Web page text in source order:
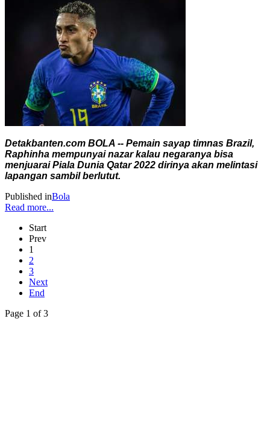
Detakbanten.com BOLA -- Pemain sayap timnas Brazil,
Raphinha mempunyai nazar kalau negaranya bisa
menjuarai Piala Dunia Qatar 2022 dirinya akan melintasi
lapangan sambil berlutut.
Published inBola
Read more...
Start
Prev
1
2
3
Next
End
Page 1 of 3